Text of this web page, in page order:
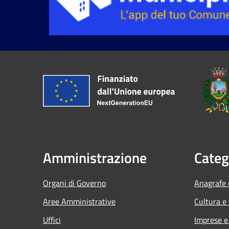
Amministrazione
Organi di Governo
Aree Amministrative
Uffici
Cultura
Imprese